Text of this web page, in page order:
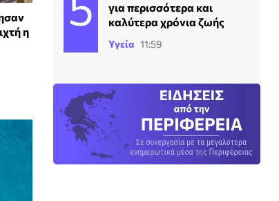
η
για περισσότερα και
καλύτερα χρόνια ζωής
Υγεία 11:59